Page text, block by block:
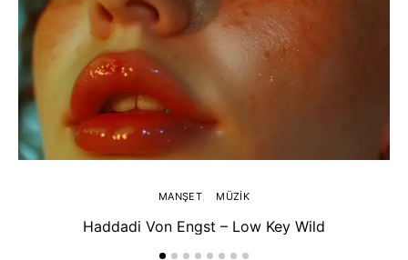
MANŞET MÜZIK
Haddadi Von Engst – Low Key Wild